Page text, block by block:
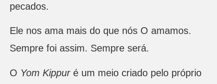
pecados.
Ele nos ama mais do que nós O amamos.
Sempre foi assim. Sempre será.
O Yom Kippuré um meio criado pelo próprio